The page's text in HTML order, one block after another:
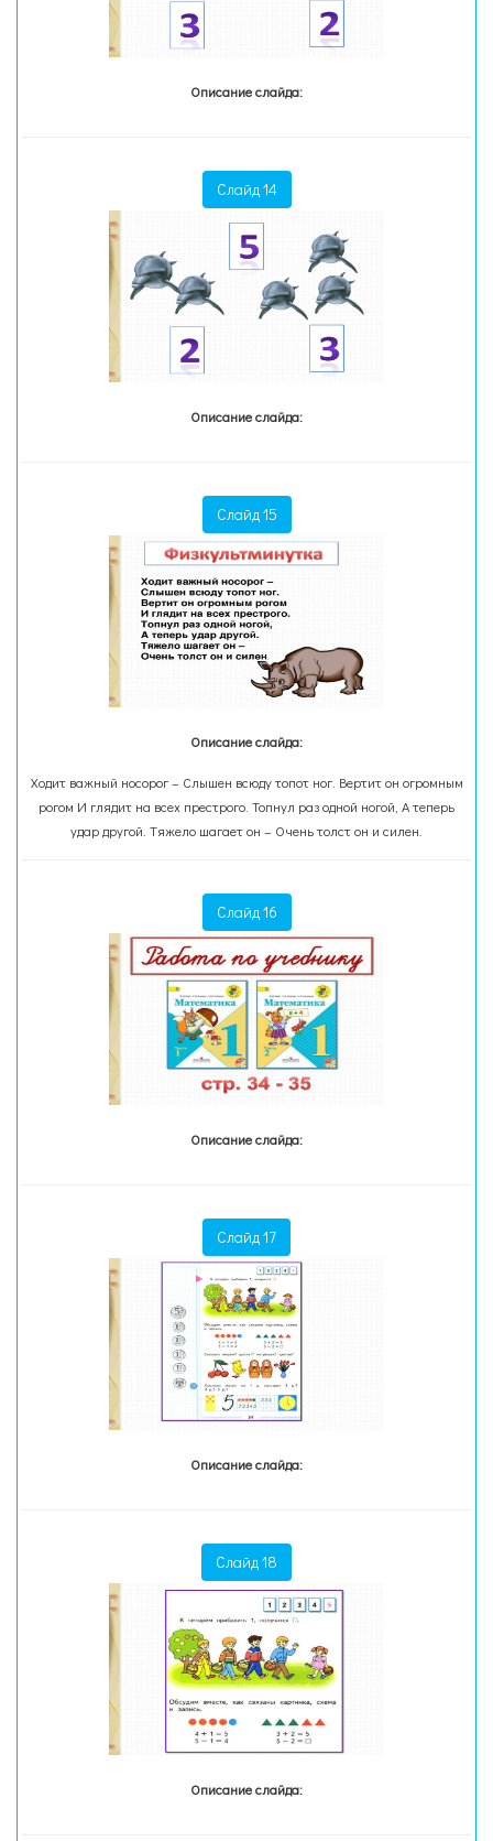
Описание слайда:
Слайд 14
Описание слайда:
Слайд 15
Описание слайда:
Ходит важный носорог – Слышен всюду топот ног. Вертит он огромным
рогом И глядит на всех престрого. Топнул раз одной ногой, А теперь
удар другой. Тяжело шагает он – Очень толст он и силен.
Слайд 16
Описание слайда:
Слайд 17
Описание слайда:
Слайд 18
Описание слайда: